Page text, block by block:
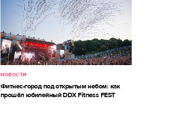
НОВОСТИ
Фитнес-город под открытым небом: как
прошёл юбилейный DDX Fitness FEST